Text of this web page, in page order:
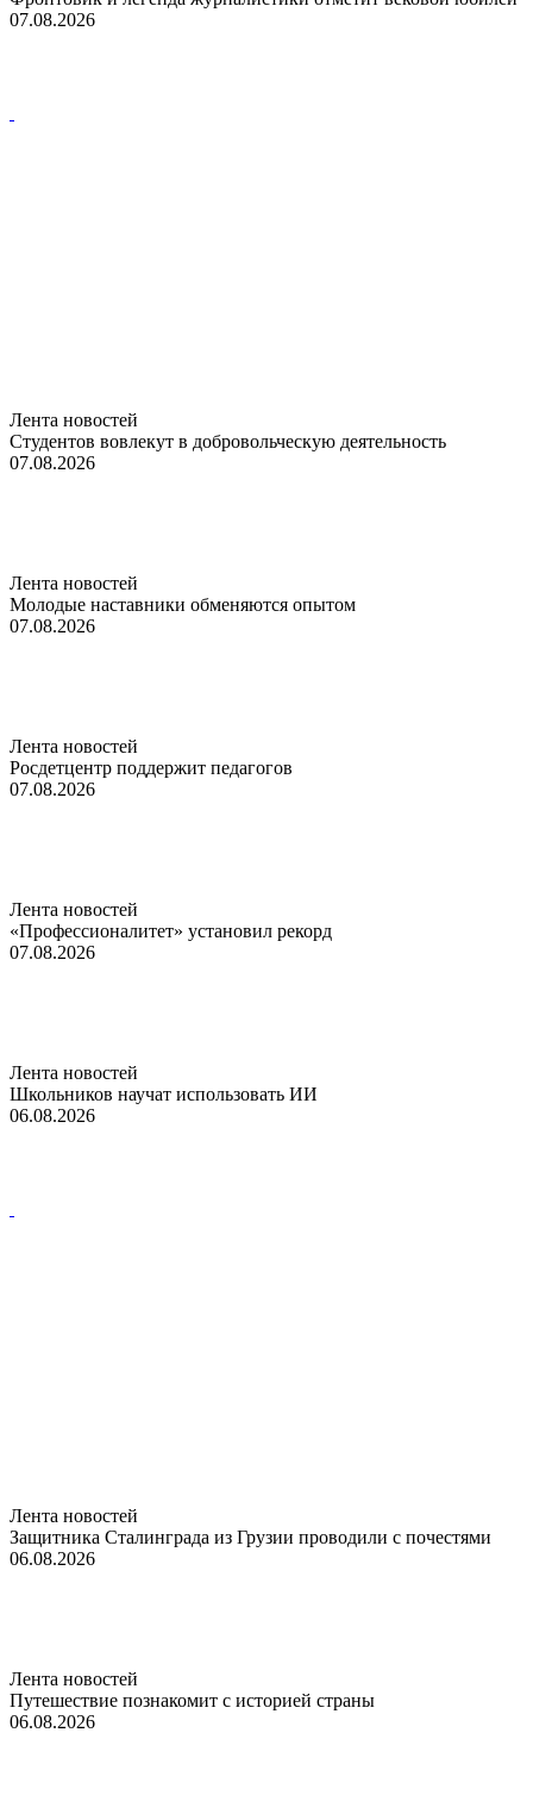
07.08.2026
Лента новостей
Студентов вовлекут в добровольческую деятельность
07.08.2026
Лента новостей
Молодые наставники обменяются опытом
07.08.2026
Лента новостей
Росдетцентр поддержит педагогов
07.08.2026
Лента новостей
«Профессионалитет» установил рекорд
07.08.2026
Лента новостей
Школьников научат использовать ИИ
06.08.2026
Лента новостей
Защитника Сталинграда из Грузии проводили с почестями
06.08.2026
Лента новостей
Путешествие познакомит с историей страны
06.08.2026